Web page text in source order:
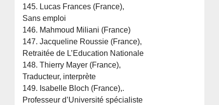
145. Lucas Frances (France),
Sans emploi
146. Mahmoud Miliani (France)
147. Jacqueline Roussie (France),
Retraitée de L’Education Nationale
148. Thierry Mayer (France),
Traducteur, interprète
149. Isabelle Bloch (France),.
Professeur d’Université spécialiste